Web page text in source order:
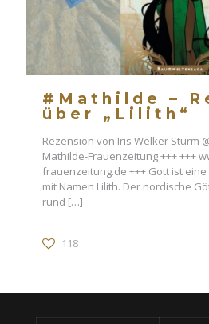
#Mathilde –
über „Lilith“
Rezension von Iris Welker Sturm
Mathilde-Frauenzeitung +++ +++
frauenzeitung.de +++ Gott ist
mit Namen Lilith. Der nordische
rund […]
118